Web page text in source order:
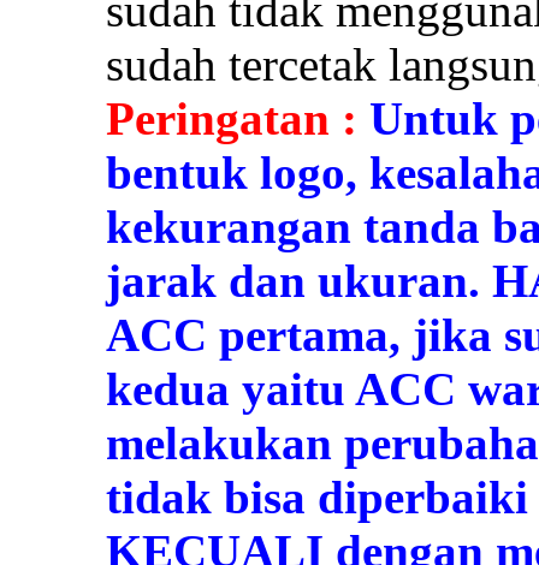
sudah tidak
sudah tercetak
Peringatan : Untuk
bentuk logo,
kekurangan tanda
jarak dan ukuran.
ACC pertama, jika
kedua yaitu ACC
melakukan
tidak bisa diperbaiki
KECUALI dengan